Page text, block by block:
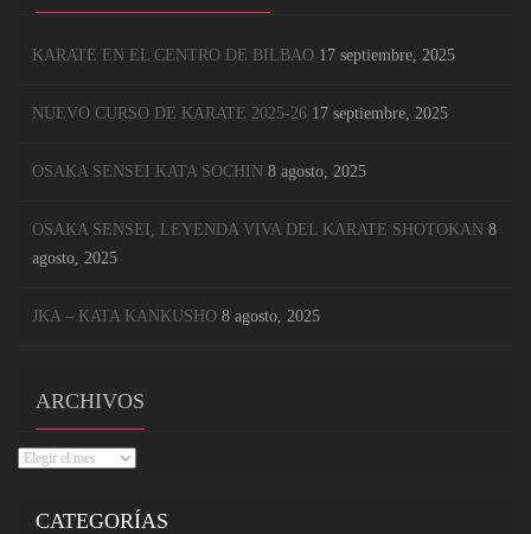
KARATE EN EL CENTRO DE BILBAO 17 septiembre, 2025
NUEVO CURSO DE KARATE 2025-26 17 septiembre, 2025
OSAKA SENSEI KATA SOCHIN 8 agosto, 2025
OSAKA SENSEI, LEYENDA VIVA DEL KARATE SHOTOKAN 8
agosto, 2025
JKA – KATA KANKUSHO 8 agosto, 2025
ARCHIVOS
Archivos
CATEGORÍAS